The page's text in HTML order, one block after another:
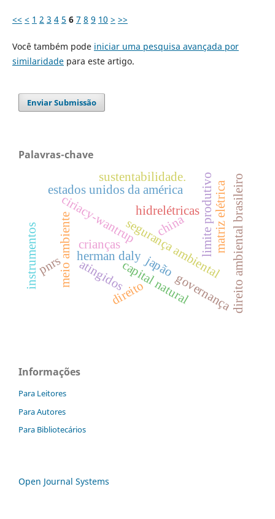
<< < 1 2 3 4 5 6 7 8 9 10 > >>
Você também pode iniciar uma pesquisa avançada por
similaridadepara este artigo.
Enviar Submissão
Palavras-chave
ciriacy-wantrup
herman dalysegurança ambiental
limite produtivo
capital natural
meio ambiente
estados unidos da américa
japão
atingidosdireito
hidrelétricas
pnrs
instrumentos
matriz elétrica
china
governançadireito ambiental brasileiro
sustentabilidade.
crianças
Informações
Para Leitores
Para Autores
Para Bibliotecários
Open Journal Systems